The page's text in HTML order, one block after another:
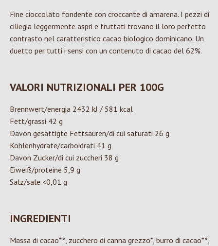
Fine cioccolato fondente con croccante di amarena. I pezzi di
ciliegia leggermente aspri e fruttati trovano il loro perfetto
contrasto nel caratteristico cacao biologico dominicano. Un
duetto per tutti i sensi con un contenuto di cacao del 62%.
VALORI NUTRIZIONALI PER 100G
Brennwert/energia 2432 kJ / 581 kcal
Fett/grassi 42 g
Davon gesättigte Fettsäuren/di cui saturati 26 g
Kohlenhydrate/carboidrati 41 g
Davon Zucker/di cui zuccheri 38 g
Eiweiß/proteine 5,9 g
Salz/sale <0,01 g
INGREDIENTI
Massa di cacao*°, zucchero di canna grezzo*, burro di cacao*°,